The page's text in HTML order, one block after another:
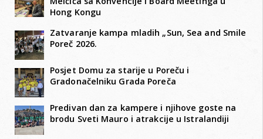
Hong Kongu
Zatvaranje kampa mladih „Sun, Sea and Smile
Poreč 2026.
Posjet Domu za starije u Poreču i
Gradonačelniku Grada Poreča
Predivan dan za kampere i njihove goste na
brodu Sveti Mauro i atrakcije u Istralandiji